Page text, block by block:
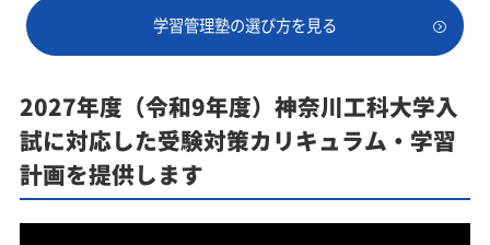
学習管理塾の選び方を見る
2027年度（令和9年度）神奈川工科大学入
試に対応した受験対策カリキュラム・学習
計画を提供します